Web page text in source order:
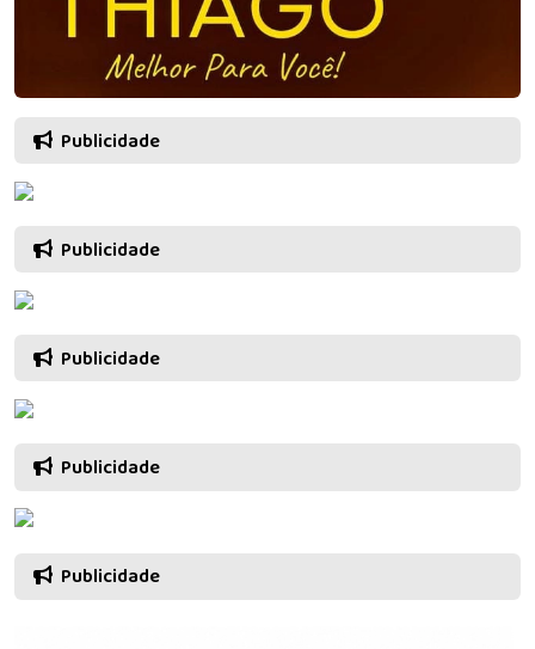
Publicidade
Publicidade
Publicidade
Publicidade
Publicidade